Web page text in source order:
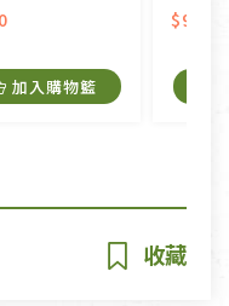
加入購物籃
$99